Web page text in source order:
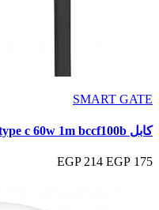
SMART GATE
كابل smart gate type c type c 60w 1m bccf100b
175 EGP
214 EGP